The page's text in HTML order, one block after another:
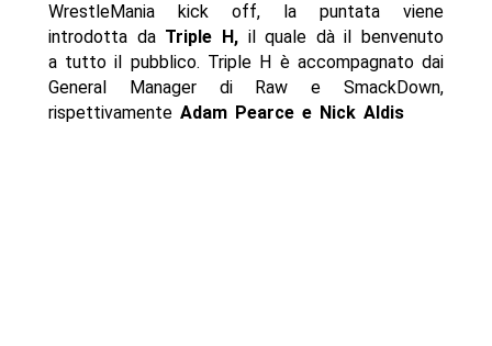
WrestleMania kick off, la puntata viene
introdotta da Triple H, il quale dà il benvenuto
a tutto il pubblico. Triple H è accompagnato dai
General Manager di Raw e SmackDown,
rispettivamente Adam Pearce e Nick Aldis